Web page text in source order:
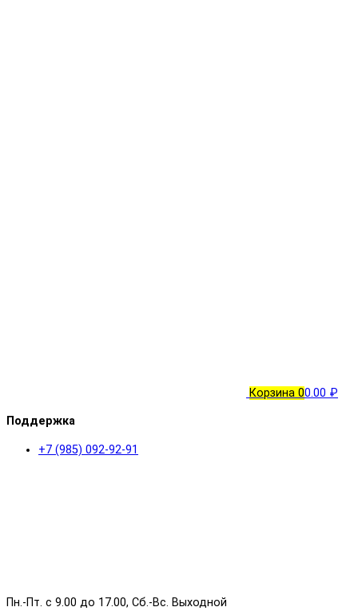
Корзина 00.00 ₽
Поддержка
+7 (985) 092-92-91
Пн.-Пт. с 9.00 до 17.00, Сб.-Вс. Выходной